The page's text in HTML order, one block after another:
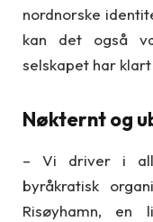
nordnorske
kan det også
selskapet har
Nøkternt og
– Vi driver i
byråkratisk
Risøyhamn,